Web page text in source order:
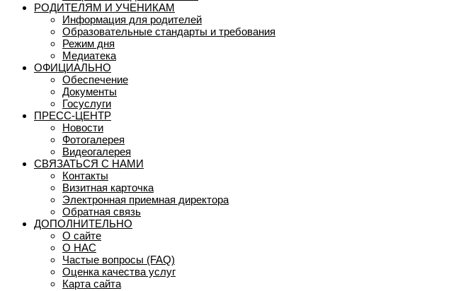
РОДИТЕЛЯМ И УЧЕНИКАМ
Информация для родителей
Образовательные стандарты и требования
Режим дня
Медиатека
ОФИЦИАЛЬНО
Обеспечение
Документы
Госуслуги
ПРЕСС-ЦЕНТР
Новости
Фотогалерея
Видеогалерея
СВЯЗАТЬСЯ С НАМИ
Контакты
Визитная карточка
Электронная приемная директора
Обратная связь
ДОПОЛНИТЕЛЬНО
О сайте
О НАС
Частые вопросы (FAQ)
Оценка качества услуг
Карта сайта